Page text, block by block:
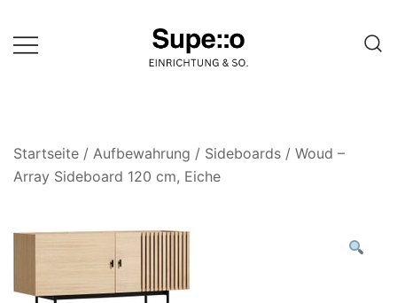
zum
Inhalt
einer Website
Startseite / Aufbewahrung / Sideboards / Woud –
Array Sideboard 120 cm, Eiche